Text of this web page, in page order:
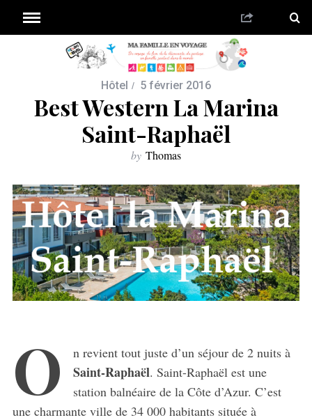
Hôtel 5 février 2016
Best Western La Marina
Saint-Raphaël
by Thomas
O n revient tout juste d’un séjour de 2 nuits à
Saint-Raphaël. Saint-Raphaël est une
station balnéaire de la Côte d’Azur. C’est
une charmante ville de 34 000 habitants située à